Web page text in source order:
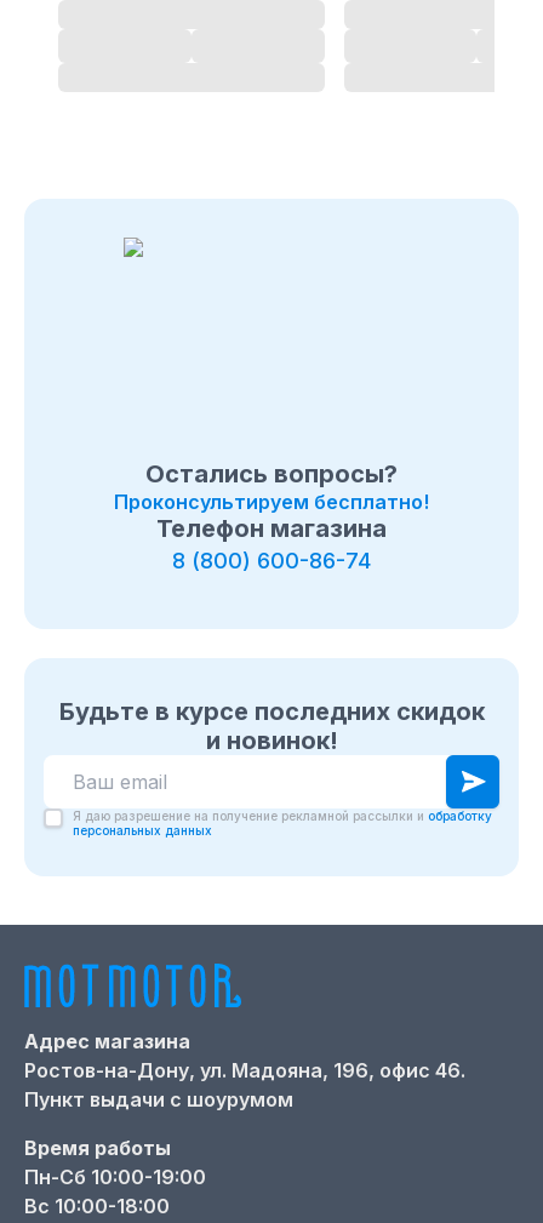
Остались вопросы?
Проконсультируем бесплатно!
Телефон магазина
8 (800) 600-86-74
Будьте в курсе последних скидок
и новинок!
Я даю разрешение на получение рекламной рассылки и обработку
персональных данных
Адрес магазина
Ростов-на-Дону, ул. Мадояна, 196, офис 46.
Пункт выдачи с шоурумом
Время работы
Пн-Сб 10:00-19:00
Вс 10:00-18:00